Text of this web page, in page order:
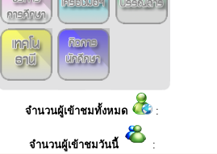
จำนวนผู้เข้าชมทั้งหมด :
จำนวนผู้เข้าชมวันนี้ :